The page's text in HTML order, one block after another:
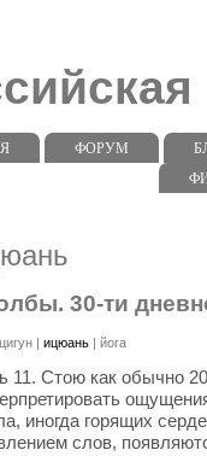
ФОРУМ
30-ти
цигун |ицюань |йога
11. Стою как обычно
иногда горящих
слов,